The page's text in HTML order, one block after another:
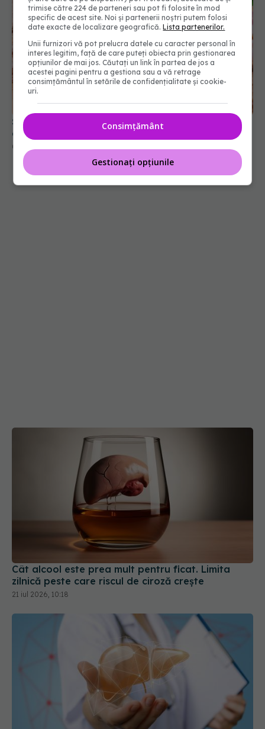
Șunca, periculoasă. Specialiștii trag un semnal de
alarmă privind nitriții din carne
05 noi 2025, 23:45
Cât alcool este prea mult pentru ficat. Limita
zilnică peste care riscul de ciroză crește
21 iul 2026, 10:18
trimise către 224 de parteneri sau pot fi folosite în mod
specific de acest site. Noi și partenerii noștri putem folosi
date exacte de localizare geografică.Lista partenerilor.
Unii furnizori vă pot prelucra datele cu caracter personal în
interes legitim, față de care puteți obiecta prin gestionarea
opțiunilor de mai jos. Căutați un link în partea de jos a
acestei pagini pentru a gestiona sau a vă retrage
consimțământul în setările de confidențialitate și cookie-
uri.
Consimțământ
Gestionați opțiunile